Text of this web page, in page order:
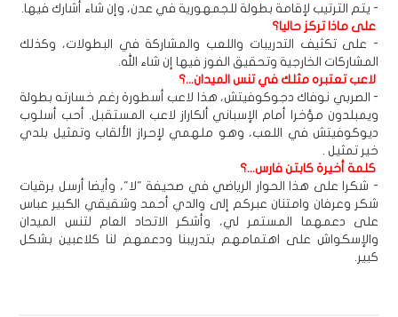
- يتم الترتيب لإقامة بطولة للجمهورية في عدن، وإن شاء أشارك فيها.
على ماذا تركز حاليا؟
- على تكثيف التدريبات واللعب والمشاركة في البطولات، وكذلك
المشاركات الخارجية وتحقيق الفوز فيها إن شاء الله.
لاعب تعتبره مثلك في تنس الميدان...؟
- الصربي نوفاك دجوكوفيتش، هذا لاعب أسطورة رغم خسارته بطولة
ويمبلدون مؤخرا أمام الإسباني ألكاراز لاعب المستقبل. أحب أسلوب
ديوكوفيتش في اللعب، وهو ملهمي لإحراز الألقاب وتمثيل بلدي
خير تمثيل .
كلمة أخيرة كابتن فارس...؟
- شكرا على هذا الحوار الرياضي في صحيفة "لا"، وأيضا أرسل برقيات
شكر وعرفان وامتنان عبركم إلى والدي أحمد وشقيقي الكبير عباس
على دعمهما المستمر لي، وأشكر الاتحاد العام لتنس الميدان
والإسكواش على اهتمامهم بتدريبنا ودعمهم لنا كلاعبين بشكل
كبير.